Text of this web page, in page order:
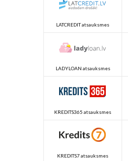
LATCREDIT atsauksmes
LADYLOAN atsauksmes
KREDITS365 atsauksmes
KREDITS7 atsauksmes